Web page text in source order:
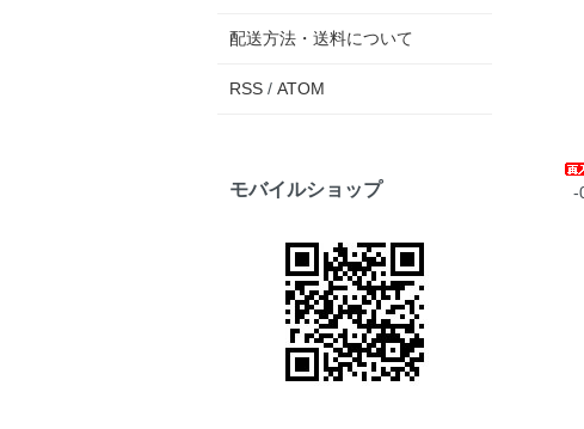
-
配送方法・送料について
RSS / ATOM
モバイルショップ